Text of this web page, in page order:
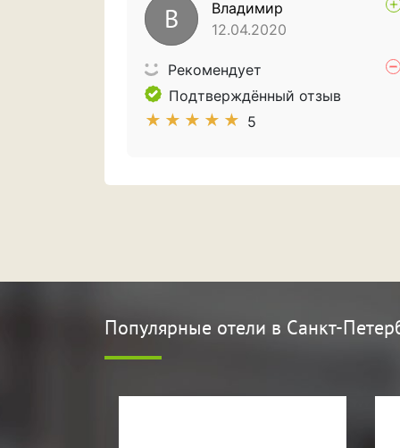
Wi-Fi интернет.
В
Владимир
12.04.2020
Рекомендует
Подтверждённый отзыв
★ ★ ★ ★ ★ 5
Популярные отели в Санкт-